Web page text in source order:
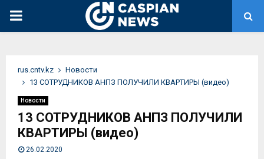
PRIMARY
rus.cntv.kz
Новости
13 СОТРУДНИКОВ АНПЗ ПОЛУЧИЛИ КВАРТИРЫ (видео)
Новости
13 СОТРУДНИКОВ АНПЗ ПОЛУЧИЛИ
КВАРТИРЫ (видео)
26.02.2020